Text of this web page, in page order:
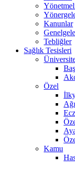
Kanunlar
Tebliğler
Sağlık Tesisleri
Özel
Kamu